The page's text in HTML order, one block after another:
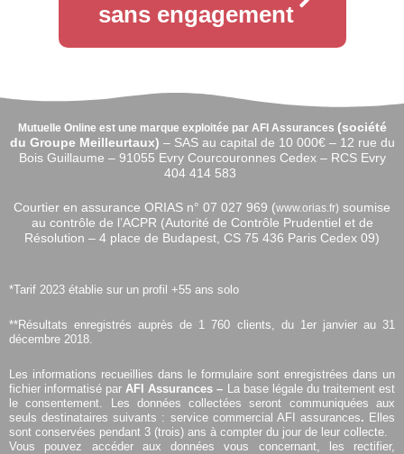
sans engagement
Mutuelle Online est une marque exploitée par AFI Assurances (société
du Groupe Meilleurtaux) – SAS au capital de 10 000€ – 12 rue du
Bois Guillaume – 91055 Evry Courcouronnes Cedex – RCS Evry
404 414 583
Courtier en assurance ORIAS n° 07 027 969 (www.orias.fr) soumise
au contrôle de l’ACPR (Autorité de Contrôle Prudentiel et de
Résolution – 4 place de Budapest, CS 75 436 Paris Cedex 09)
*Tarif 2023 établie sur un profil +55 ans solo
**Résultats enregistrés auprès de 1 760 clients, du 1er janvier au 31
décembre 2018.
Les informations recueillies dans le formulaire sont enregistrées dans un
fichier informatisé par AFI Assurances –
La base légale du traitement est
le consentement. Les données collectées seront communiquées aux
seuls destinataires suivants : service commercial AFI assurances. Elles
sont conservées pendant 3 (trois) ans à compter du jour de leur collecte.
Vous pouvez accéder aux données vous concernant, les rectifier,